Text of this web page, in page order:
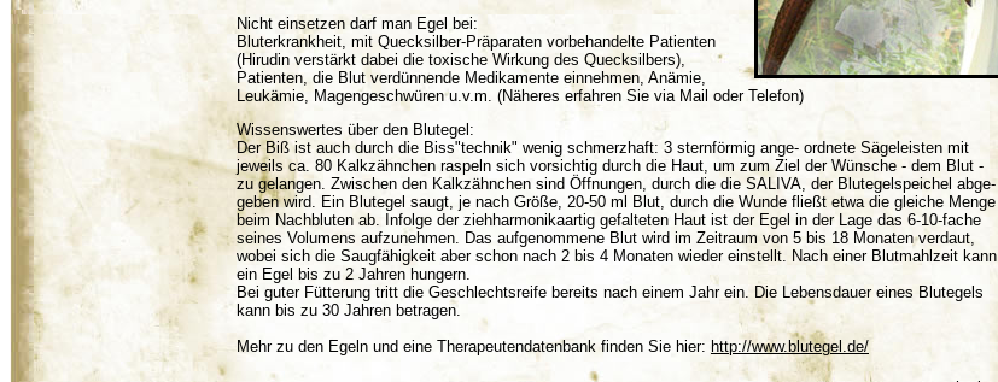
Nicht einsetzen darf man Egel bei:
Bluterkrankheit, mit Quecksilber-Präparaten vorbehandelte Patienten
(Hirudin verstärkt dabei die toxische Wirkung des Quecksilbers),
Patienten, die Blut verdünnende Medikamente einnehmen, Anämie,
Leukämie, Magengeschwüren u.v.m. (Näheres erfahren Sie via Mail oder Telefon)
Wissenswertes über den Blutegel:
Der Biß ist auch durch die Biss"technik" wenig schmerzhaft: 3 sternförmig ange- ordnete Sägeleisten mit
jeweils ca. 80 Kalkzähnchen raspeln sich vorsichtig durch die Haut, um zum Ziel der Wünsche - dem Blut -
zu gelangen. Zwischen den Kalkzähnchen sind Öffnungen, durch die die SALIVA, der Blutegelspeichel abge-
geben wird. Ein Blutegel saugt, je nach Größe, 20-50 ml Blut, durch die Wunde fließt etwa die gleiche Menge
beim Nachbluten ab. Infolge der ziehharmonikaartig gefalteten Haut ist der Egel in der Lage das 6-10-fache
seines Volumens aufzunehmen. Das aufgenommene Blut wird im Zeitraum von 5 bis 18 Monaten verdaut,
wobei sich die Saugfähigkeit aber schon nach 2 bis 4 Monaten wieder einstellt. Nach einer Blutmahlzeit kann
ein Egel bis zu 2 Jahren hungern.
Bei guter Fütterung tritt die Geschlechtsreife bereits nach einem Jahr ein. Die Lebensdauer eines Blutegels
kann bis zu 30 Jahren betragen.
Mehr zu den Egeln und eine Therapeutendatenbank finden Sie hier: http://www.blutegel.de/